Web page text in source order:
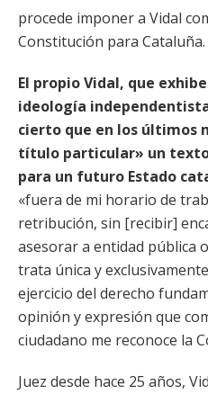
procede imponer a Vidal
Constitución para Cataluña.
El propio Vidal, que
ideología
cierto que en los últimos
título particular» un
para un futuro Estado
«fuera de mi horario de
retribución, sin [recibir]
asesorar a entidad pública
trata única y
ejercicio del derecho
opinión y expresión que
ciudadano me reconoce la
Juez desde hace 25 años,